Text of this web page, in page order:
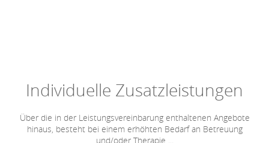
Individuelle Zusatzleistungen
Über die in der Leistungsvereinbarung enthaltenen Angebote
hinaus, besteht bei einem erhöhten Bedarf an Betreuung
und/oder Therapie ...